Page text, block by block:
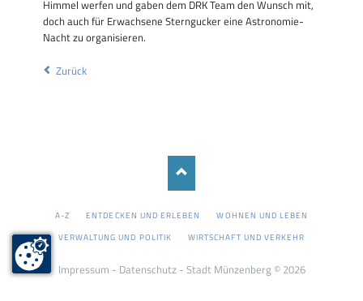
Himmel werfen und gaben dem DRK Team den Wunsch mit,
doch auch für Erwachsene Sterngucker eine Astronomie-
Nacht zu organisieren.
Zurück
NAVIGATION
A-Z ENTDECKEN UND ERLEBEN
WOHNEN UND LEBEN
VERWALTUNG UND POLITIK
WIRTSCHAFT UND VERKEHR
Impressum - Datenschutz- Stadt Münzenberg © 2026